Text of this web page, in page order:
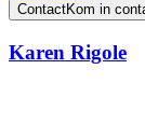
ContactKom in
Karen Rigole